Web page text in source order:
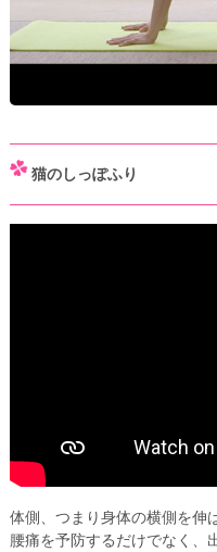
猫のしっぽふり
体側、つまり身体の横側を伸
腰痛を予防するだけでなく、